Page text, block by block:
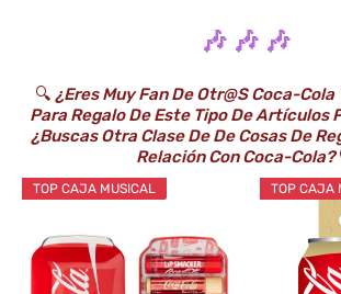
🎶 🎶 🎶
🔍 ¿Eres Muy Fan De Otr@s Coca-Cola
Para Regalo De Este Tipo De Artículos
¿Buscas Otra Clase De De Cosas De
Relación Con Coca-Cola?
TOP CAJA MUSICAL TOP CAJA